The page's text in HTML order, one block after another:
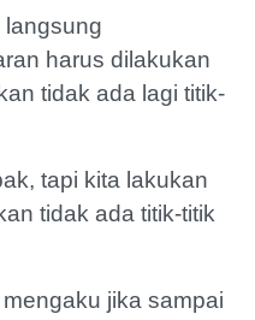
langsung
harus dilakukan
tidak ada lagi titik-
tapi kita lakukan
tidak ada titik-titik
jika sampai